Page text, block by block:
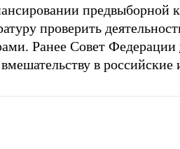
предвыборной
проверить
Ранее Совет Федерации
в